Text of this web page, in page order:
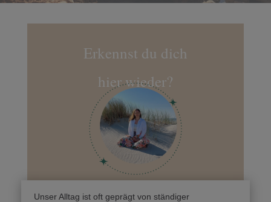
Erkennst du dich
hier wieder?
Unser Alltag ist oft geprägt von ständiger